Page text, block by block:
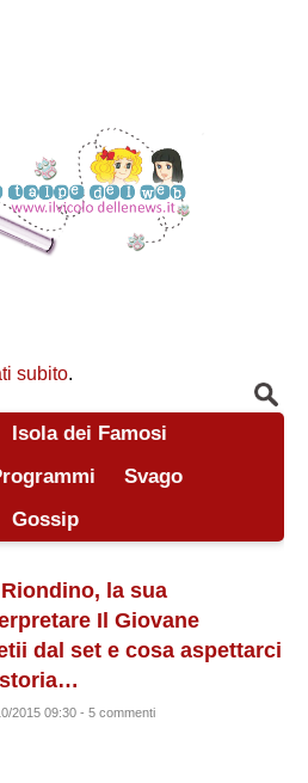
subito.
Isola dei Famosi
Svago
Gossip
la sua
Il Giovane
dal set e cosa aspettarci
2015 09:30 - 5 commenti